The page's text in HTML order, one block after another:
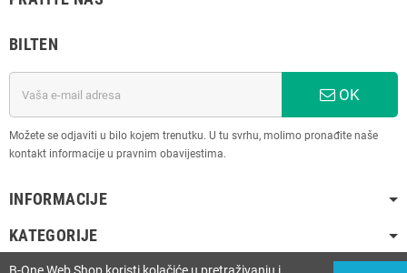
BILTEN
OK
Možete se odjaviti u bilo kojem trenutku. U tu svrhu, molimo pronađite naše
kontakt informacije u pravnim obavijestima.
INFORMACIJE
KATEGORIJE